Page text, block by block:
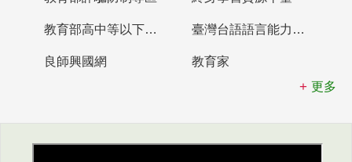
教育部高中等以下學校及幼兒園教師資格檢定考試 臺灣台語語言能力認證網站
良師興國網
教育家
更多